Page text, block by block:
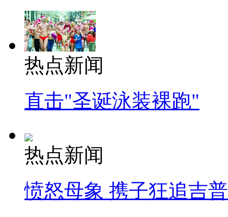
热点新闻
直击"圣诞泳装裸跑"
热点新闻
愤怒母象 携子狂追吉